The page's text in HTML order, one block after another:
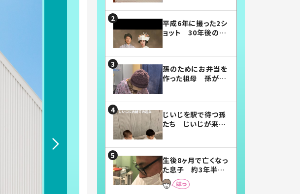
平成6年に撮った2シ
ョット 30年後の姿
孫のためにお弁当を
作った祖母 孫が絶
じいじを駅で待つ孫
たち じいじが来た
まらない」「幸せにな
れる」
生後8ヶ月で亡くなっ
た息子 約3年半
後、当時の妻の日記
に書いてあった本音